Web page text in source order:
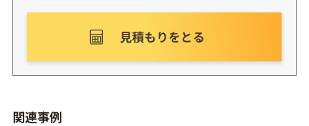
関連事例